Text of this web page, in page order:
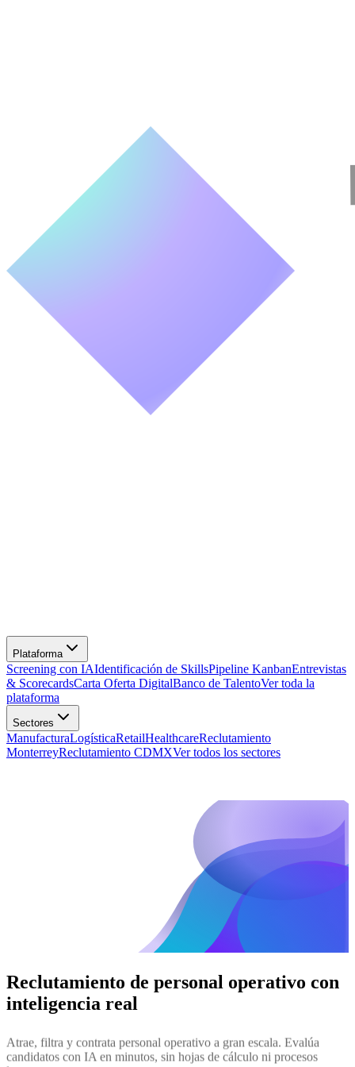
Screening con IAIdentificación de SkillsPipeline KanbanEntrevistas
& ScorecardsCarta Oferta DigitalBanco de TalentoVer toda la
plataforma
ManufacturaLogísticaRetailHealthcareReclutamiento
MonterreyReclutamiento CDMXVer todos los sectores
Reclutamiento de personal operativo con
inteligencia real
Atrae, filtra y contrata personal operativo a gran escala. Evalúa
candidatos con IA en minutos, sin hojas de cálculo ni procesos